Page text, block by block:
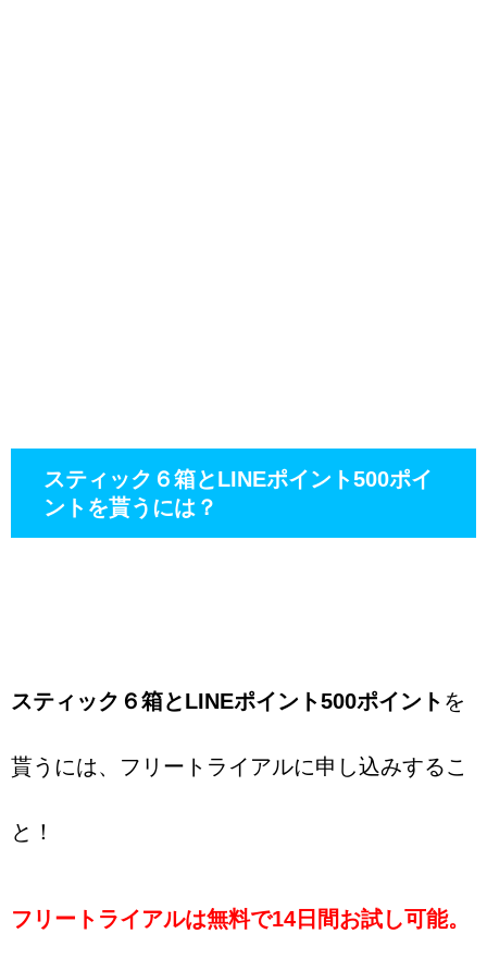
スティック６箱とLINEポイント500ポイ
ントを貰うには？
スティック６箱とLINEポイント500ポイント を
貰うには、フリートライアルに申し込みするこ
と！
フリートライアルは無料で14日間お試し可能。